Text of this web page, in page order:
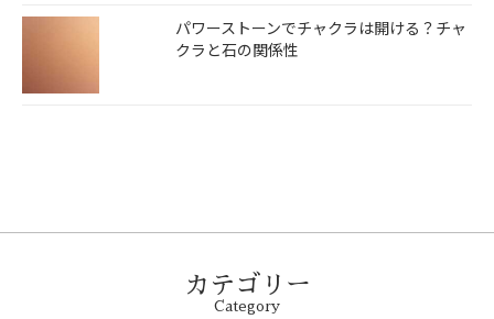
パワーストーンでチャクラは開ける？チャ
クラと石の関係性
カテゴリー
Category